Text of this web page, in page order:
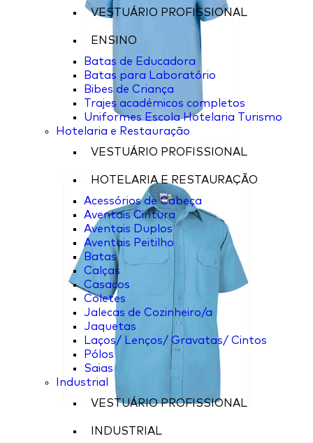
VESTUÁRIO PROFISSIONAL
ENSINO
Batas de Educadora
Batas para Laboratório
Bibes de Criança
Trajes académicos completos
Uniformes Escola Hotelaria Turismo
Hotelaria e Restauração
VESTUÁRIO PROFISSIONAL
HOTELARIA E RESTAURAÇÃO
Acessórios de Cabeça
Aventais Cintura
Aventais Duplos
Aventais Peitilho
Batas
Calças
Casacos
Coletes
Jalecas de Cozinheiro/a
Jaquetas
Laços/ Lenços/ Gravatas/ Cintos
Pólos
Saias
Industrial
VESTUÁRIO PROFISSIONAL
INDUSTRIAL